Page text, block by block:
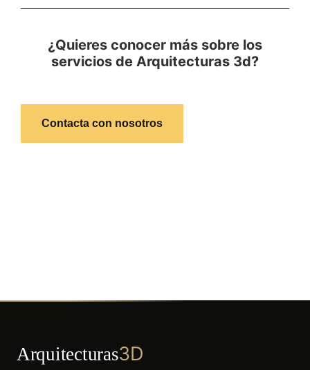
¿Quieres conocer más sobre los
servicios de Arquitecturas 3d?
Contacta con nosotros
Arquitecturas3D